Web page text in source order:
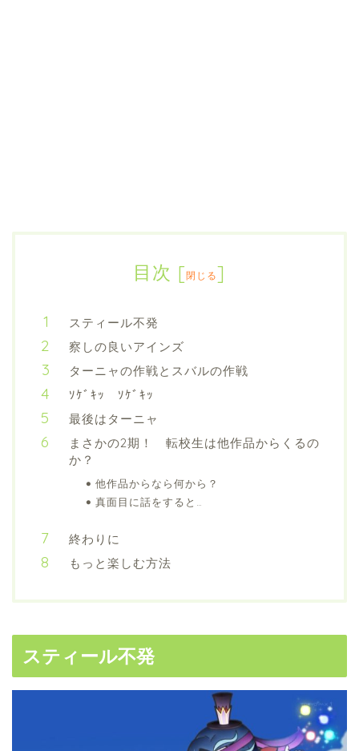
目次 [閉じる]
スティール不発
察しの良いアインズ
ターニャの作戦とスバルの作戦
ｿｹﾞｷｯ ｿｹﾞｷｯ
最後はターニャ
まさかの2期！ 転校生は他作品からくるの
か？
他作品からなら何から？
真面目に話をすると…
終わりに
もっと楽しむ方法
スティール不発